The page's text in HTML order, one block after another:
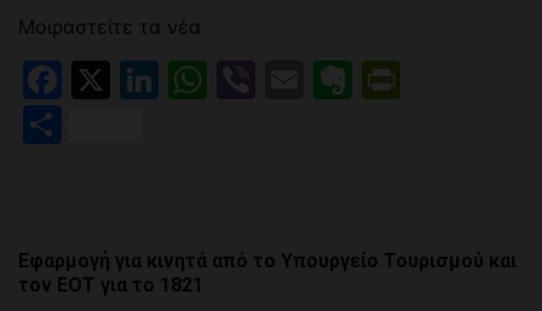
Μοιραστείτε τα νέα
Facebook
X LinkedIn
WhatsApp
ViberEmailEvernote
Εφαρμογή για κινητά από το Υπουργείο Τουρισμού και
τον ΕΟΤ για το 1821